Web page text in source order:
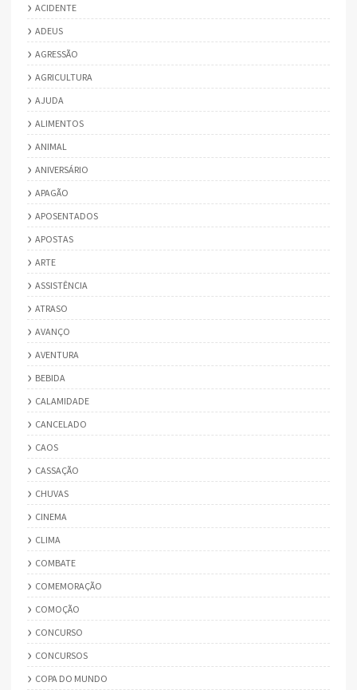
ACIDENTE
ADEUS
AGRESSÃO
AGRICULTURA
AJUDA
ALIMENTOS
ANIMAL
ANIVERSÁRIO
APAGÃO
APOSENTADOS
APOSTAS
ARTE
ASSISTÊNCIA
ATRASO
AVANÇO
AVENTURA
BEBIDA
CALAMIDADE
CANCELADO
CAOS
CASSAÇÃO
CHUVAS
CINEMA
CLIMA
COMBATE
COMEMORAÇÃO
COMOÇÃO
CONCURSO
CONCURSOS
COPA DO MUNDO